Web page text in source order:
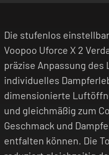
Die stufenlos
Voopoo Uforce X 2
präzise Anpassung
individuelles
dimensionierte
und gleichmäßig zum
Geschmack und
entfalten können. Die